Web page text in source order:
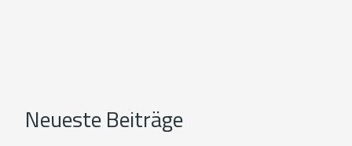
Neueste Beiträge